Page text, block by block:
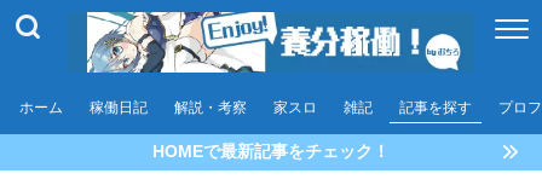
ホーム 稼働日記 解説・考察 家スロ 雑記 記事を探す プロ
HOMEで最新記事をチェック！